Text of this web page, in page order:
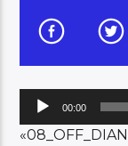
Reproductor
audio
00:00